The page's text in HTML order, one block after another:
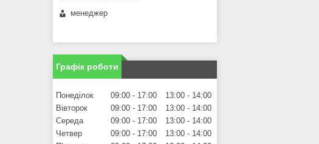
менеджер
Графік роботи
Понеділок 09:00 17:00 13:00
14:00
Вівторок
09:00 17:00 13:00
14:00
Середа
09:00 17:00 13:00
14:00
Четвер
09:00 17:00 13:00
14:00